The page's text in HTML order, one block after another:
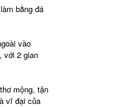
bằng đá
vào
với 2 gian
mộng, tận
vĩ đại của